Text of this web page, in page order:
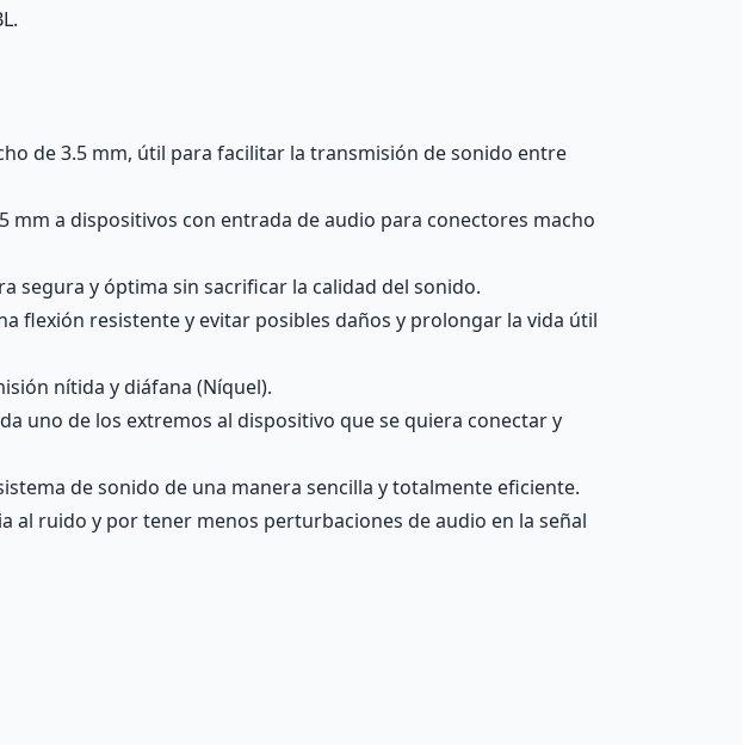
de 3.5 mm, útil para facilitar la transmisión de sonido entre
mm a dispositivos con entrada de audio para conectores macho
segura y óptima sin sacrificar la calidad del sonido.
flexión resistente y evitar posibles daños y prolongar la vida útil
nítida y diáfana (Níquel).
uno de los extremos al dispositivo que se quiera conectar y
de sonido de una manera sencilla y totalmente eficiente.
al ruido y por tener menos perturbaciones de audio en la señal